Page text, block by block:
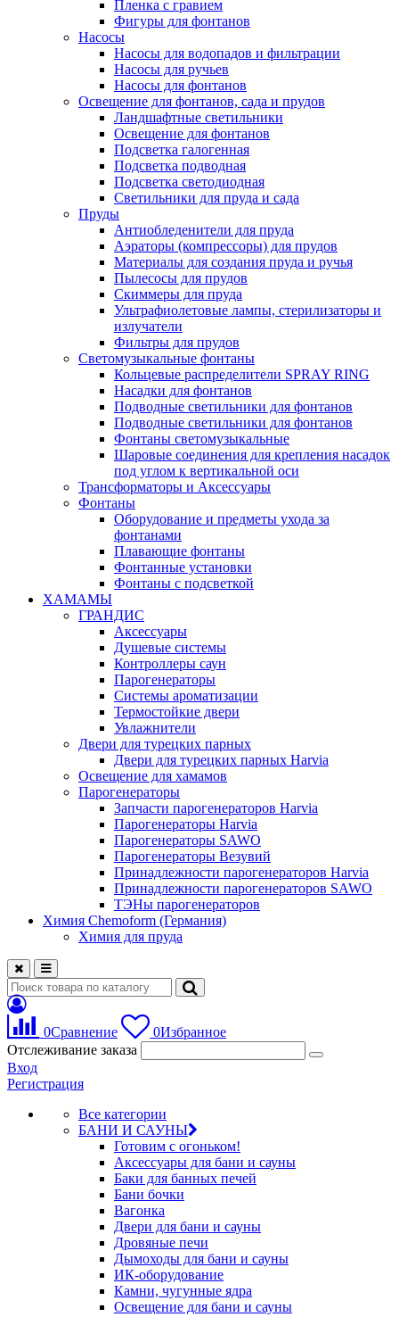
Пленка с гравием
Фигуры для фонтанов
Насосы
Насосы для водопадов и фильтрации
Насосы для ручьев
Насосы для фонтанов
Освещение для фонтанов, сада и прудов
Ландшафтные светильники
Освещение для фонтанов
Подсветка галогенная
Подсветка подводная
Подсветка светодиодная
Светильники для пруда и сада
Пруды
Антиобледенители для пруда
Аэраторы (компрессоры) для прудов
Материалы для создания пруда и ручья
Пылесосы для прудов
Скиммеры для пруда
Ультрафиолетовые лампы, стерилизаторы и
излучатели
Фильтры для прудов
Светомузыкальные фонтаны
Кольцевые распределители SPRAY RING
Насадки для фонтанов
Подводные светильники для фонтанов
Подводные светильники для фонтанов
Фонтаны светомузыкальные
Шаровые соединения для крепления насадок
под углом к вертикальной оси
Трансформаторы и Аксессуары
Фонтаны
Оборудование и предметы ухода за
фонтанами
Плавающие фонтаны
Фонтанные установки
Фонтаны с подсветкой
ХАМАМЫ
ГРАНДИС
Аксессуары
Душевые системы
Контроллеры саун
Парогенераторы
Системы ароматизации
Термостойкие двери
Увлажнители
Двери для турецких парных
Двери для турецких парных Harvia
Освещение для хамамов
Парогенераторы
Запчасти парогенераторов Harvia
Парогенераторы Harvia
Парогенераторы SAWO
Парогенераторы Везувий
Принадлежности парогенераторов Harvia
Принадлежности парогенераторов SAWO
ТЭНы парогенераторов
Химия Chemoform (Германия)
Химия для пруда
0Сравнение 0Избранное
Отслеживание заказа
Вход
Регистрация
Все категории
БАНИ И САУНЫ
Готовим с огоньком!
Аксессуары для бани и сауны
Баки для банных печей
Бани бочки
Вагонка
Двери для бани и сауны
Дровяные печи
Дымоходы для бани и сауны
ИК-оборудование
Камни, чугунные ядра
Освещение для бани и сауны